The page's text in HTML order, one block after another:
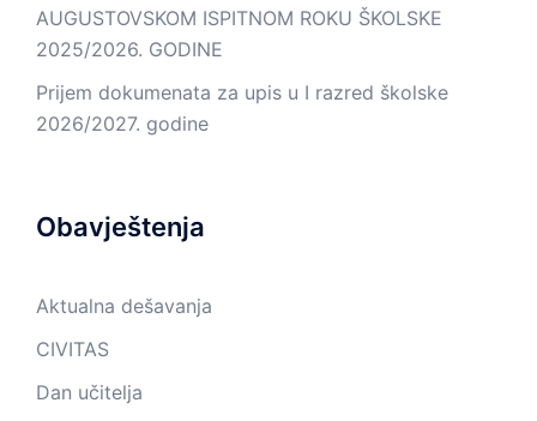
AUGUSTOVSKOM ISPITNOM ROKU ŠKOLSKE
2025/2026. GODINE
Prijem dokumenata za upis u I razred školske
2026/2027. godine
Obavještenja
Aktualna dešavanja
CIVITAS
Dan učitelja